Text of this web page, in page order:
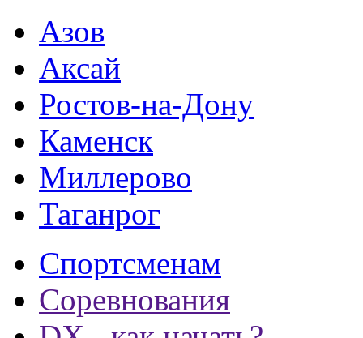
Азов
Аксай
Ростов-на-Дону
Каменск
Миллерово
Таганрог
Спортсменам
Соревнования